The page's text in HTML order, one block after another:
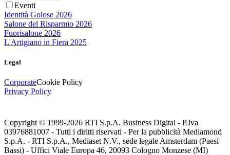
Eventi
Identità Golose 2026
Salone del Risparmio 2026
Fuorisalone 2026
L'Artigiano in Fiera 2025
Legal
CorporateCookie Policy
Privacy Policy
Copyright © 1999-2026 RTI S.p.A. Business Digital - P.Iva
03976881007 - Tutti i diritti riservati - Per la pubblicità Mediamond
S.p.A. - RTI S.p.A., Mediaset N.V., sede legale Amsterdam (Paesi
Bassi) - Uffici Viale Europa 46, 20093 Cologno Monzese (MI)